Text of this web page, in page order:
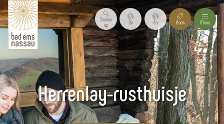
Zoeken
op
De En Boek Menu
Herrenlay-rusthuisje